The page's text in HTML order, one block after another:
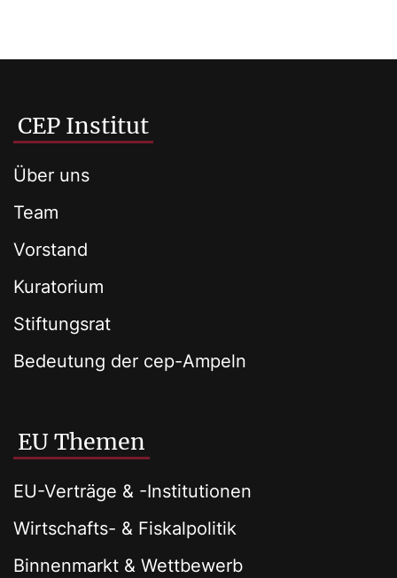
CEP Institut
Über uns
Team
Vorstand
Kuratorium
Stiftungsrat
Bedeutung der cep-Ampeln
EU Themen
EU-Verträge & -Institutionen
Wirtschafts- & Fiskalpolitik
Binnenmarkt & Wettbewerb